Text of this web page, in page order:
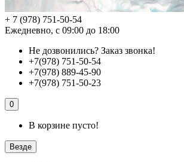
+ 7 (978) 751-50-54
Ежедневно, с 09:00 до 18:00
Не дозвонились? Заказ звонка!
+7(978) 751-50-54
+7(978) 889-45-90
+7(978) 751-50-23
0
В корзине пусто!
Везде